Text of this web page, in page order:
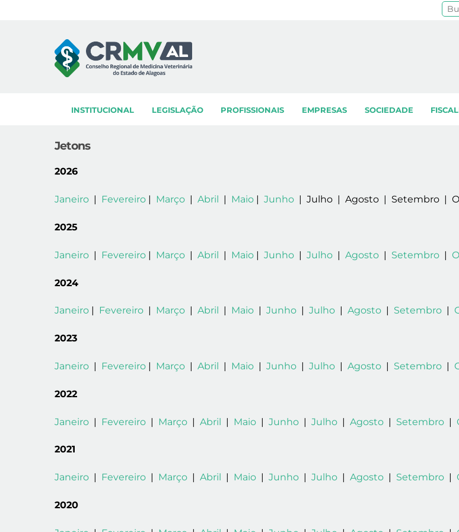
INSTITUCIONAL LEGISLAÇÃO PROFISSIONAIS EMPRESAS SOCIEDADE
Jetons
2026
Janeiro | Fevereiro | Março | Abril | Maio | Junho | Julho | Agosto | Setembro |
2025
Janeiro | Fevereiro | Março | Abril | Maio | Junho | Julho | Agosto | Setembro |
2024
Janeiro | Fevereiro | Março | Abril | Maio | Junho | Julho | Agosto | Setembro |
2023
Janeiro | Fevereiro | Março | Abril | Maio | Junho | Julho | Agosto | Setembro |
2022
Janeiro | Fevereiro | Março | Abril | Maio | Junho | Julho | Agosto | Setembro |
2021
Janeiro | Fevereiro | Março | Abril | Maio | Junho | Julho | Agosto | Setembro |
2020